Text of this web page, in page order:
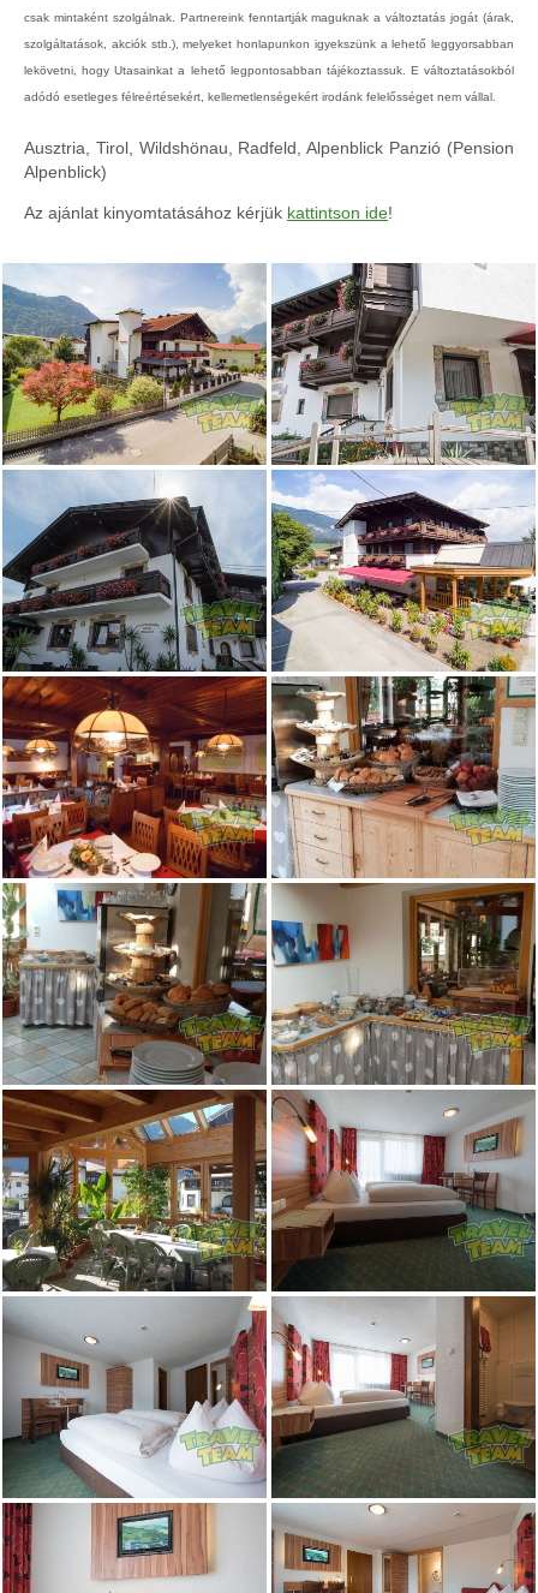
csak mintaként szolgálnak. Partnereink fenntartják maguknak a változtatás jogát (árak,
szolgáltatások, akciók stb.), melyeket honlapunkon igyekszünk a lehető leggyorsabban
lekövetni, hogy Utasainkat a lehető legpontosabban tájékoztassuk. E változtatásokból
adódó esetleges félreértésekért, kellemetlenségekért irodánk felelősséget nem vállal.
Ausztria, Tirol, Wildshönau, Radfeld, Alpenblick Panzió (Pension
Alpenblick)
Az ajánlat kinyomtatásához kérjük kattintson ide!